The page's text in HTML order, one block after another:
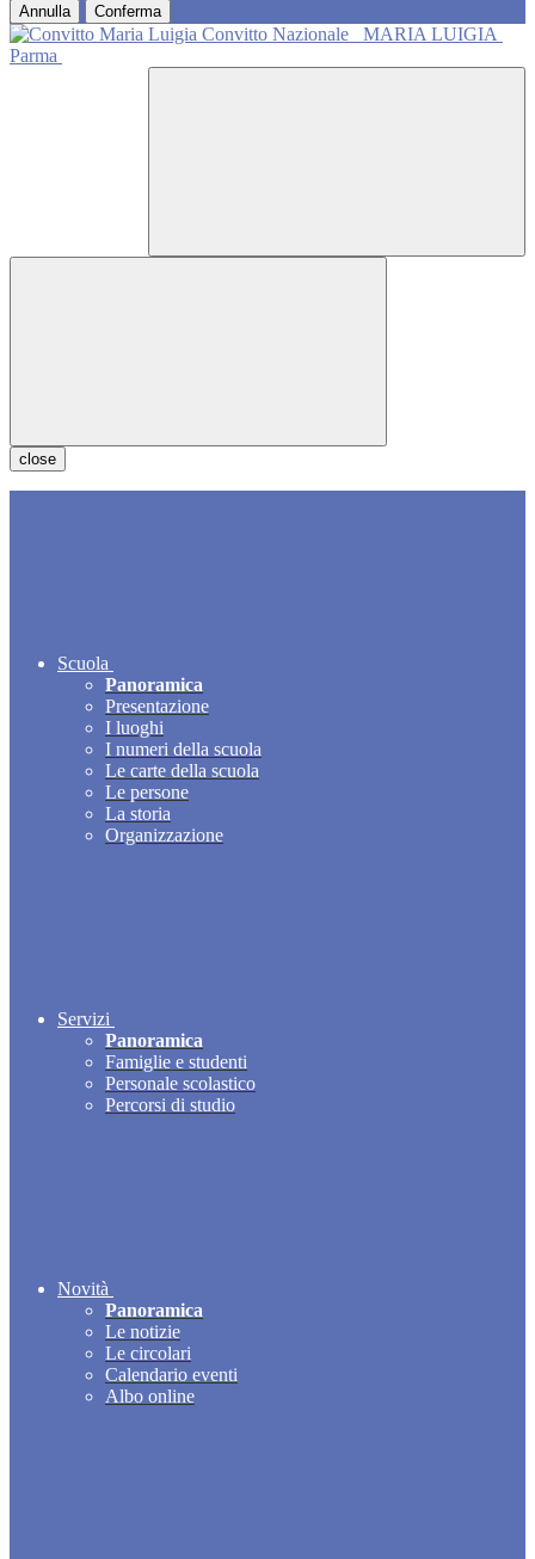
Annulla Conferma
Convitto Nazionale
MARIA LUIGIA
Parma
close
Scuola
Panoramica
Presentazione
I luoghi
I numeri della scuola
Le carte della scuola
Le persone
La storia
Organizzazione
Servizi
Panoramica
Famiglie e studenti
Personale scolastico
Percorsi di studio
Novità
Panoramica
Le notizie
Le circolari
Calendario eventi
Albo online